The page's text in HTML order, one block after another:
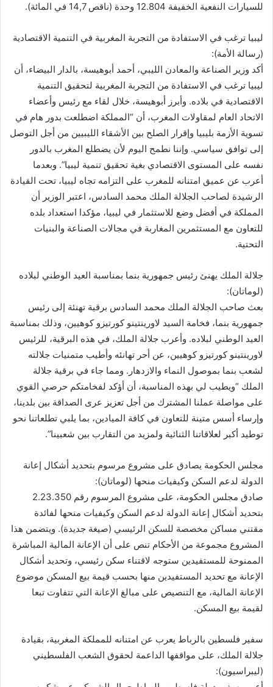
للسيارات النفعية الخفيفة 12.804 وحدة (ناقص 14,7 في المائة).
ليبيا ترغب في الاستفادة من التجربة المغربية في التنمية الاقتصادية
(رسالة الأمة):
أكد وزير الصناعة والمعادن الليبي، أحمد أبوهيسة، بالدار البيضاء، أن
ليبيا ترغب في الاستفادة من التجربة المغربية لتحقيق التنمية
الاقتصادية في بلاده. وأبرز أبوهيسة، خلال لقاء مع رئيس وأعضاء
الاتحاد العام لمقاولات المغرب، أن “المملكة اضطلعت بدور هام في
تسوية الأزمة بليبيا وإقرار الصلح بين الأشقاء الليبيين من أجل التوصل
إلى توافق سياسي. وإننا نطمح اليوم لأن يضطلع المغرب بالدور
نفسه على المستوى الاقتصادي بغية تحقيق تنمية ليبيا”. وبعدما
أعرب عن عميق امتنانه للمغرب على التزامه تجاه ليبيا، تحت القيادة
الرشيدة لصاحب الجلالة الملك محمد السادس، اعتبر الوزير أن
المملكة في أفضل وضع للاستثمار في ليبيا، مؤكدا استعداد بلده
للتعاون مع المستثمرين المغاربة في مجالات الصناعة والبنيات
التحتية.
جلالة الملك يهنئ رئيس جمهورية بنما بمناسبة العيد الوطني لبلاده
(لوماتان):
بعث صاحب الجلالة الملك محمد السادس برقية تهنئة إلى رئيس
جمهورية بنما، فخامة السيد لاورينتينو كورتيزو كوهيين، وذلك بمناسبة
العيد الوطني لبلاده. وأعرب جلالة الملك، في هذه البرقية، للرئيس
لاورينتينو كورتيزو كوهيين، عن أحر تهانئه وأطيب متمنيات جلالته
لشعب بنما بموصول النماء والازدهار. ومما جاء في برقية جلالة
الملك “ويطيب لي بهذه المناسبة، أن أؤكد لفخامتكم حرصي القوي
على مواصلة عملنا المشترك من أجل تعزيز عرى الصداقة بين بلدينا،
وإرساء أسس متينة للتعاون في كافة الميادين، بما يلبي تطلعاتنا نحو
توطيد أكبر لعلاقاتنا الثنائية ولمزيد من التقارب بين شعبينا”.
مجلس الحكومة يصادق على مشروع مرسوم بتحديد أشكال إعانة
الدولة لدعم السكن وكيفيات منحها (لوماتان):
صادق مجلس الحكومة، على مشروع المرسوم رقم 2.23.350
بتحديد أشكال إعانة الدولة لدعم السكن وكيفيات منحها لفائدة
مقتني مساكن مخصصة للسكن الرئيسي (صيغة جديدة). ويتضمن هذا
المشروع مجموعة من الأحكام تنص على أن الإعانة المالية المباشرة
الممنوحة للمستفيدين ستوجه لاقتناء سكن رئيسي، وتحديد أشكال
الإعانة مع تحديد المستفيدين منها بحسب قيمة بيع المسكن موضوع
الإعانة المالية، مع التنصيص على مبالغ الإعانة التي تتفاوت تبعا
لقيمة بيع المسكن.
سفير فلسطين بالرباط يعرب عن امتنانه للمملكة المغربية، بقيادة
جلالة الملك، على مواقفها الداعمة لحقوق الشعب الفلسطيني
(ليبراسيون):